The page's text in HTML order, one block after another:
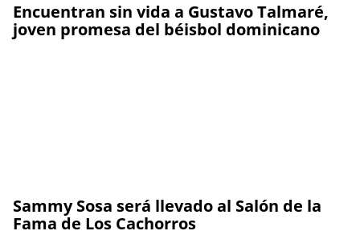
Encuentran sin vida a Gustavo Talmaré,
joven promesa del béisbol dominicano
Sammy Sosa será llevado al Salón de la
Fama de Los Cachorros